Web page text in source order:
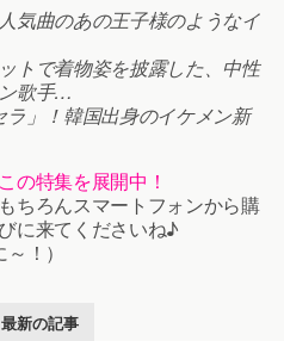
気曲のあの王子様のようなイ
トで着物姿を披露した、中性
歌手…
」！韓国出身のイケメン新
の特集を展開中！
ちろんスマートフォンから購
に来てくださいね♪
！）
最新の記事